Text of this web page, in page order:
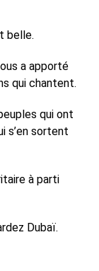
belle.
a apporté
qui chantent.
qui ont
s’en sortent
à parti
Dubaï.